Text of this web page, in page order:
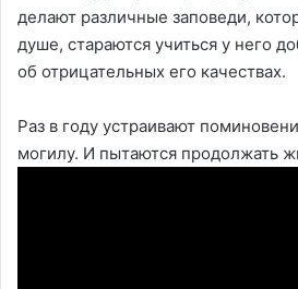
делают различные заповеди,
душе, стараются учиться у него
об отрицательных его качествах.
Раз в году устраивают
могилу. И пытаются продолжать